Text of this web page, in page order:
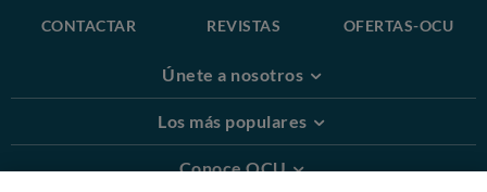
CONTACTAR REVISTAS OFERTAS-OCU
Únete a nosotros
Los más populares
Conoce OCU